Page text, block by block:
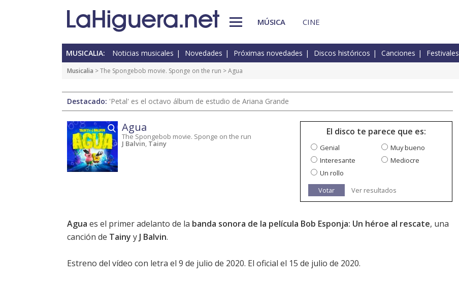
MÚSICA CINE
MUSICALIA: Noticias musicales Novedades Próximas novedades Discos históricos Canciones Festivales
Musicalia >The Spongebob movie. Sponge on the run > Agua
Destacado: 'Petal' es el octavo álbum de estudio de Ariana Grande
Agua
The Spongebob movie. Sponge on the run
J Balvin, Tainy
El disco te parece que es:
Genial
Muy bueno
Interesante
Mediocre
Un rollo
Votar
Ver resultados
Agua es el primer adelanto de la banda sonora de la película Bob Esponja: Un héroe al rescate, una
canción de Tainy y J Balvin.
Estreno del vídeo con letra el 9 de julio de 2020. El oficial el 15 de julio de 2020.